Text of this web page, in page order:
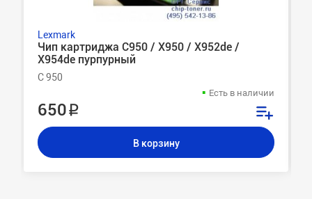
Lexmark
Чип картриджа C950 / X950 / X952de /
X954de пурпурный
C 950
Есть в наличии
650 ₽
В корзину